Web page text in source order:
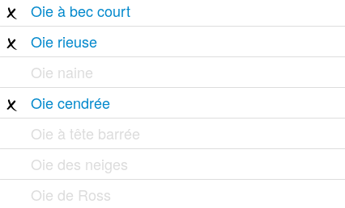
Oie à bec court
Oie rieuse
Oie naine
Oie cendrée
Oie à tête barrée
Oie des neiges
Oie de Ross